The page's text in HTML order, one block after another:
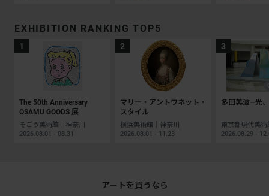
EXHIBITION RANKING TOP5
The 50th Anniversary
OSAMU GOODS 展
そごう美術館｜神奈川
2026.08.01 - 08.31
マリー・アントワネット・
スタイル
横浜美術館｜神奈川
2026.08.01 - 11.23
多田美波―光
2026.08.29 -
アートを買うなら